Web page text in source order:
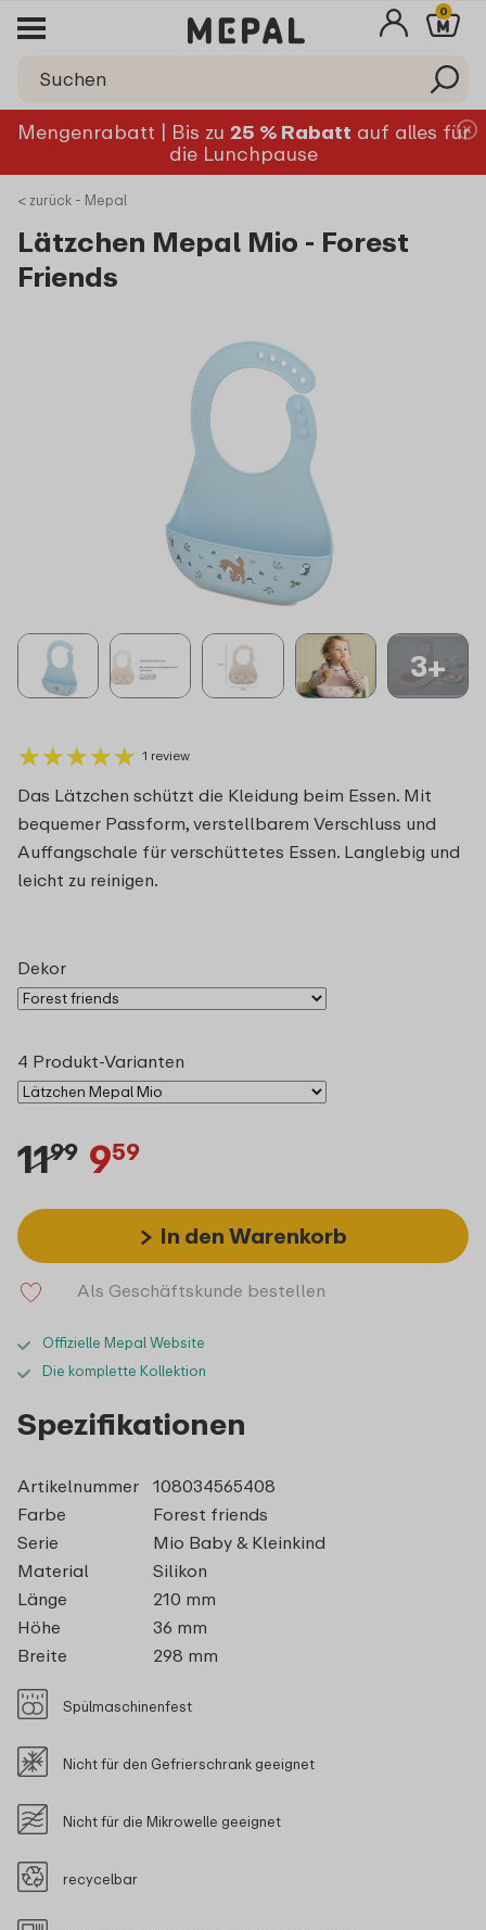
0
Mengenrabatt | Bis zu 25 % Rabatt auf alles für
die Lunchpause
< zurück - Mepal
Lätzchen Mepal Mio - Forest
Friends
3+
★★★★★
★★★★★ 1 review
Das Lätzchen schützt die Kleidung beim Essen. Mit
bequemer Passform, verstellbarem Verschluss und
Auffangschale für verschüttetes Essen. Langlebig und
leicht zu reinigen.
Dekor
4 Produkt-Varianten
1199 959
In den Warenkorb
Als Geschäftskunde bestellen
Offizielle Mepal Website
Die komplette Kollektion
Spezifikationen
Artikelnummer
108034565408
Farbe
Forest friends
Serie
Mio Baby & Kleinkind
Material
Silikon
Länge
210 mm
Höhe
36 mm
Breite
298 mm
Spülmaschinenfest
Nicht für den Gefrierschrank geeignet
Nicht für die Mikrowelle geeignet
recycelbar